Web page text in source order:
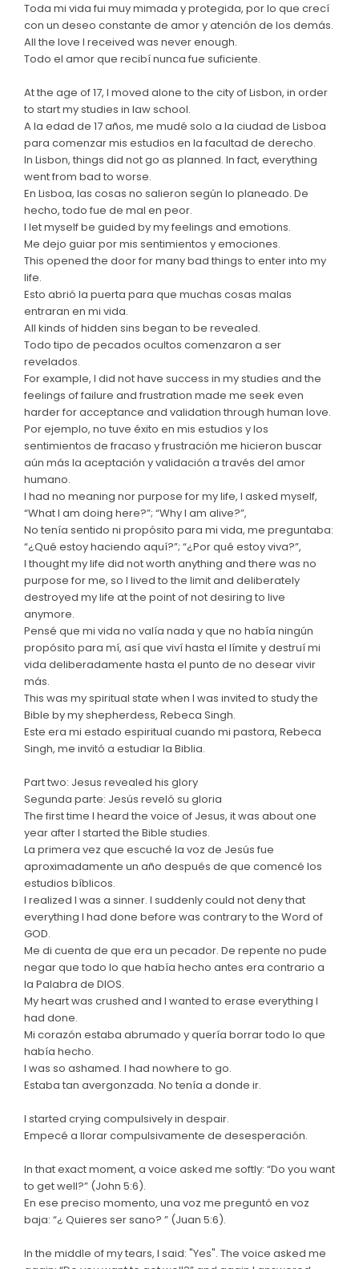
Toda mi vida fui muy mimada y protegida, por lo que crecí
con un deseo constante de amor y atención de los demás.
All the love I received was never enough.
Todo el amor que recibí nunca fue suficiente.
At the age of 17, I moved alone to the city of Lisbon, in order
to start my studies in law school.
A la edad de 17 años, me mudé solo a la ciudad de Lisboa
para comenzar mis estudios en la facultad de derecho.
In Lisbon, things did not go as planned. In fact, everything
went from bad to worse.
En Lisboa, las cosas no salieron según lo planeado. De
hecho, todo fue de mal en peor.
I let myself be guided by my feelings and emotions.
Me dejo guiar por mis sentimientos y emociones.
This opened the door for many bad things to enter into my
life.
Esto abrió la puerta para que muchas cosas malas
entraran en mi vida.
All kinds of hidden sins began to be revealed.
Todo tipo de pecados ocultos comenzaron a ser
revelados.
For example, I did not have success in my studies and the
feelings of failure and frustration made me seek even
harder for acceptance and validation through human love.
Por ejemplo, no tuve éxito en mis estudios y los
sentimientos de fracaso y frustración me hicieron buscar
aún más la aceptación y validación a través del amor
humano.
I had no meaning nor purpose for my life, I asked myself,
“What I am doing here?”; “Why I am alive?”,
No tenía sentido ni propósito para mi vida, me preguntaba:
“¿Qué estoy haciendo aquí?”; “¿Por qué estoy viva?”,
I thought my life did not worth anything and there was no
purpose for me, so I lived to the limit and deliberately
destroyed my life at the point of not desiring to live
anymore.
Pensé que mi vida no valía nada y que no había ningún
propósito para mí, así que viví hasta el límite y destruí mi
vida deliberadamente hasta el punto de no desear vivir
más.
This was my spiritual state when I was invited to study the
Bible by my shepherdess, Rebeca Singh.
Este era mi estado espiritual cuando mi pastora, Rebeca
Singh, me invitó a estudiar la Biblia.
Part two: Jesus revealed his glory
Segunda parte: Jesús reveló su gloria
The first time I heard the voice of Jesus, it was about one
year after I started the Bible studies.
La primera vez que escuché la voz de Jesús fue
aproximadamente un año después de que comencé los
estudios bíblicos.
I realized I was a sinner. I suddenly could not deny that
everything I had done before was contrary to the Word of
GOD.
Me di cuenta de que era un pecador. De repente no pude
negar que todo lo que había hecho antes era contrario a
la Palabra de DIOS.
My heart was crushed and I wanted to erase everything I
had done.
Mi corazón estaba abrumado y quería borrar todo lo que
había hecho.
I was so ashamed. I had nowhere to go.
Estaba tan avergonzada. No tenía a donde ir.
I started crying compulsively in despair.
Empecé a llorar compulsivamente de desesperación.
In that exact moment, a voice asked me softly: “Do you want
to get well?” (John 5:6).
En ese preciso momento, una voz me preguntó en voz
baja: “¿ Quieres ser sano? ” (Juan 5:6).
In the middle of my tears, I said: "Yes". The voice asked me